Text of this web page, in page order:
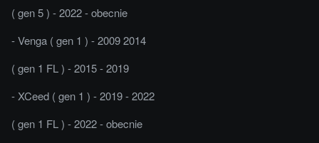
( gen 5 ) - 2022 - obecnie
- Venga ( gen 1 ) - 2009 2014
( gen 1 FL ) - 2015 - 2019
- XCeed ( gen 1 ) - 2019 - 2022
( gen 1 FL ) - 2022 - obecnie